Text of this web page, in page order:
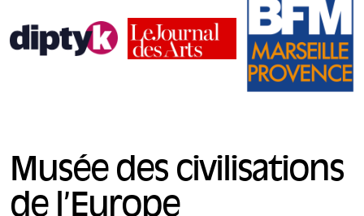
Musée des civilisations
de l’Europe